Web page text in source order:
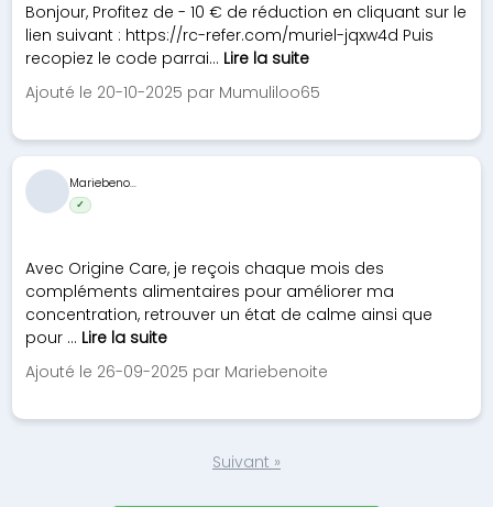
Bonjour, Profitez de - 10 € de réduction en cliquant sur le
lien suivant : https://rc-refer.com/muriel-jqxw4d Puis
recopiez le code parrai... Lire la suite
Ajouté le 20-10-2025 par Mumuliloo65
Avec Origine Care, je reçois chaque mois des
compléments alimentaires pour améliorer ma
concentration, retrouver un état de calme ainsi que
pour ... Lire la suite
Ajouté le 26-09-2025 par Mariebenoite
Mariebeno...
✓
Suivant »